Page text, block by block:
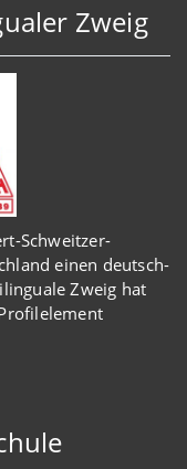
Zweig
Schweitzer-
einen deutsch-
Zweig hat